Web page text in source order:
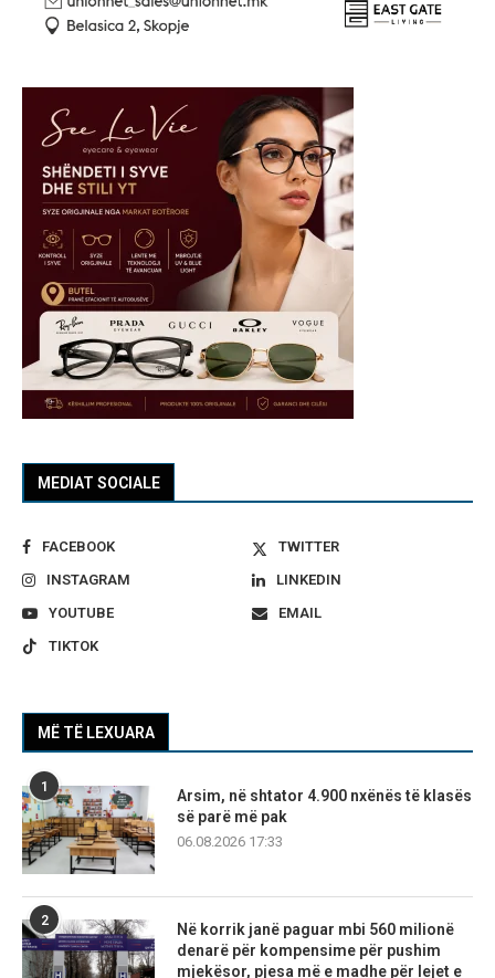
MEDIAT SOCIALE
FACEBOOK
TWITTER
INSTAGRAM
LINKEDIN
YOUTUBE
EMAIL
TIKTOK
MË TË LEXUARA
1
Arsim, në shtator 4.900 nxënës të klasës
së parë më pak
06.08.2026 17:33
2
Në korrik janë paguar mbi 560 milionë
denarë për kompensime për pushim
mjekësor, pjesa më e madhe për lejet e